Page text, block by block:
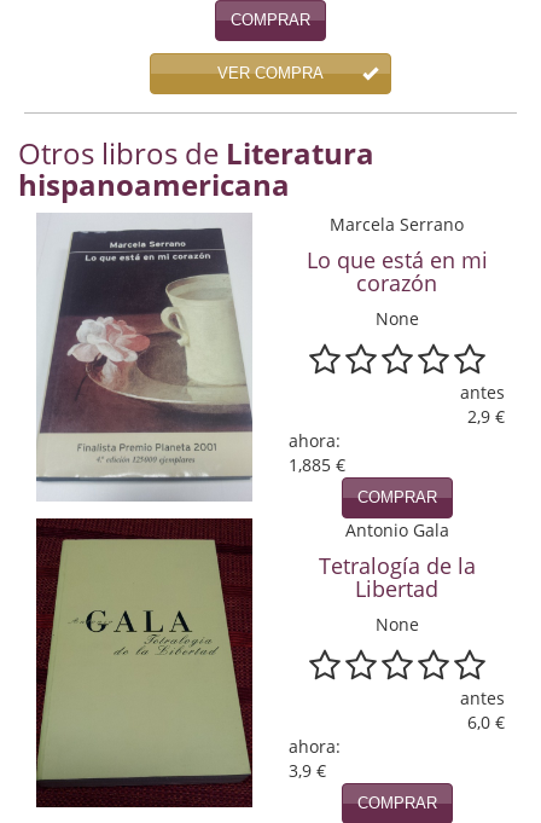
Divulgación científica
Economía
Ensayo
Ensayo literario
Filosofía
Física y Química
Física y química
Guerra Civil Española
Historia
historia
Infantil y juvenil
Infantil y juvenil. Nuevo!!
Infantil y juvenil. Nuevo!!!
COMPRAR
VER COMPRA
Otros libros de Literatura
hispanoamericana
Marcela Serrano
Lo que está en mi
corazón
None
antes
2,9 €
ahora:
1,885 €
COMPRAR
Antonio Gala
Tetralogía de la
Libertad
None
antes
6,0 €
ahora:
3,9 €
COMPRAR